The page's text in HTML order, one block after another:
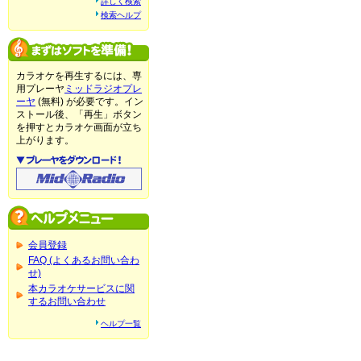
検索ヘルプ
カラオケを再生するには、専
用プレーヤ ミッドラジオプレ
ーヤ (無料) が必要です。イン
ストール後、「再生」ボタン
を押すとカラオケ画面が立ち
上がります。
会員登録
FAQ (よくあるお問い合わ
せ)
本カラオケサービスに関
するお問い合わせ
ヘルプ一覧